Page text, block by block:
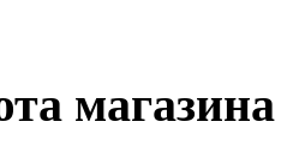
магазина